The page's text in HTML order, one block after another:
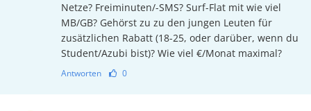
Netze? Freiminuten/-SMS? Surf-Flat mit wie viel
MB/GB? Gehörst zu zu den jungen Leuten für
zusätzlichen Rabatt (18-25, oder darüber, wenn du
Student/Azubi bist)? Wie viel €/Monat maximal?
Antworten 0